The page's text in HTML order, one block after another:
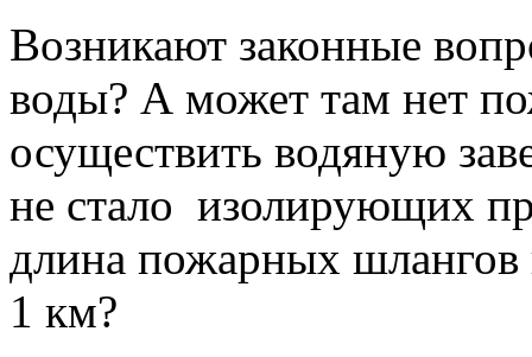
Возникают законные
воды? А может там нет
осуществить водяную
не стало изолирующих
длина пожарных шлангов
1 км?